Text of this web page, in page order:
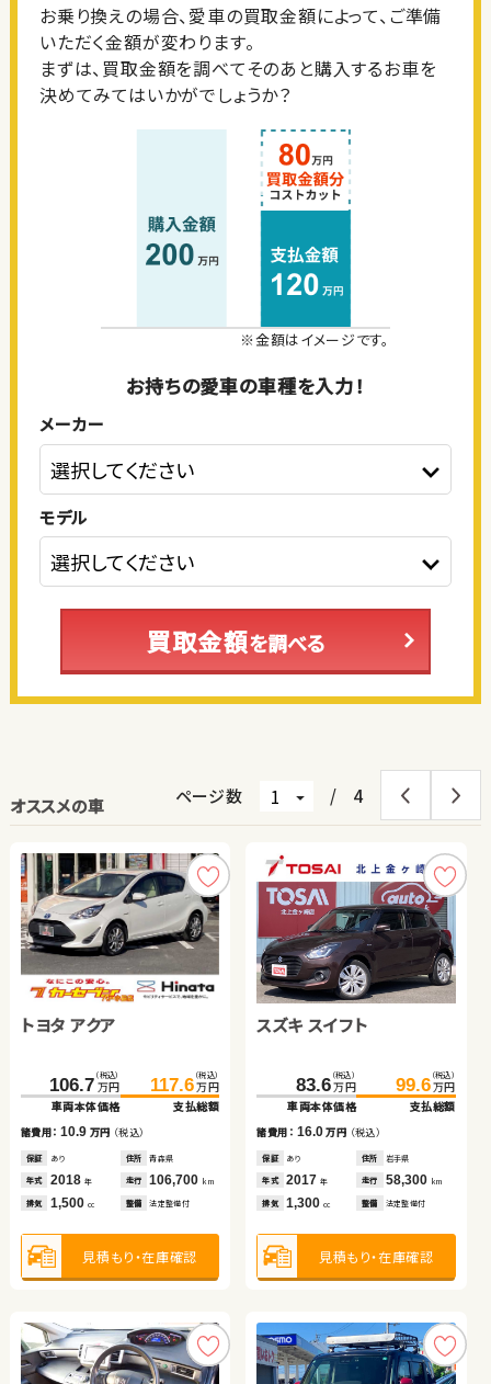
お乗り換えの場合、愛車の買取金額によって、ご準備
いただく金額が変わります。
まずは、買取金額を調べてそのあと購入するお車を
決めてみてはいかがでしょうか？
※金額はイメージです。
お持ちの愛車の車種を入力！
メーカー
モデル
買取金額を調べる
オススメの車 ページ数 / 4
トヨタ アクア
106.7 （税込）
万円
車両本体価格
117.6 （税込）
万円
支払総額
諸費用：10.9 万円 （税込）
保証 あり 住所 青森県
年式 2018 年 走行 106,700 km
排気 1,500 cc 整備 法定整備付
見積もり・在庫確認
スズキ スイフト
83.6 （税込）
万円
車両本体価格
99.6 （税込）
万円
支払総額
諸費用： 16.0万円 （税込）
保証 あり 住所 岩手県
年式 2017年 走行 58,300 km
排気 1,300cc 整備 法定整備付
見積もり・在庫確認
トヨタ ヴォクシー
107.6 （税込）
万円
車両本体価格
123.3 （税込）
万円
支払総額
諸費用：15.7 万円 （税込）
保証 なし 住所 東京都
年式 2011 年 走行 29,200km
排気 2,000 cc 整備 なし
見積もり・在庫確認
日産 セレナ
229.1 （税込）
万円
車両本体価格
259.7 （税込）
万円
支払総額
諸費用： 30.6万円 （税込）
保証 あり 住所 茨城県
年式 2020年 走行 46,300 km
排気 2,000cc 整備 法定整備付
見積もり・在庫確認
トヨタ アルファード
359.7 （税込）
万円
車両本体価格
367.3 （税込）
万円
支払総額
諸費用：7.6万円（税込）
保証 なし 住所 岡山県
年式 2021 年 走行 17,500km
排気 2,500 cc 整備 法定整備付
見積もり・在庫確認
スズキ ジムニー
73.5 （税込）
万円
車両本体価格
82.2 （税込）
万円
支払総額
諸費用： 8.7万円（税込）
保証 あり 住所 北海道
年式 2008年 走行 88,400 km
排気 660cc 整備 法定整備付
見積もり・在庫確認
スズキ アルト ＨＢ
29.7 （税込）
万円
車両本体価格
34.0 （税込）
万円
支払総額
諸費用：4.3万円（税込）
保証 なし 住所 岡山県
年式 2015 年 走行 71,800km
排気 660cc 整備 法定整備付
見積もり・在庫確認
スズキ アルト ＨＢ
28.9 （税込）
万円
車両本体価格
39.9 （税込）
万円
支払総額
諸費用： 11.0万円 （税込）
保証 あり 住所 岩手県
年式 2011年 走行 66,600 km
排気 660cc 整備 法定整備付
見積もり・在庫確認